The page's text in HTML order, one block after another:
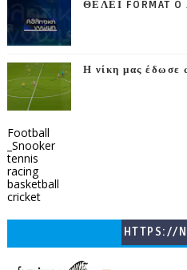
ΘΕΛΕΙ FORMAT
Η νίκη μας έδωσε
Football
_Snooker
tennis
racing
basketball
cricket
HTTPS://